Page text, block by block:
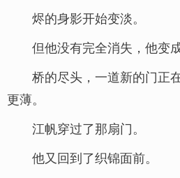
烬的身影开始变淡。
但他没有完全消失，他变
桥的尽头，一道新的门正
更薄。
江帆穿过了那扇门。
他又回到了织锦面前。